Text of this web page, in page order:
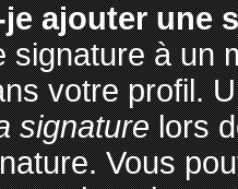
ajouter une
signature à un
votre profil.
signaturelors
Vous